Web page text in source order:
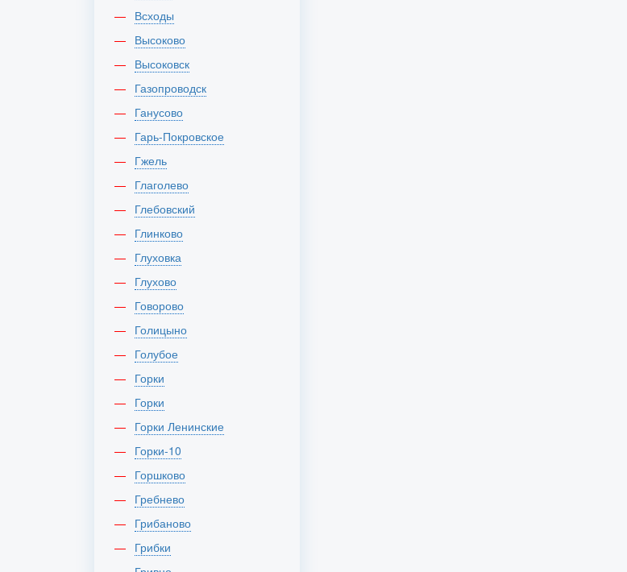
Всходы
Высоково
Высоковск
Газопроводск
Ганусово
Гарь-Покровское
Гжель
Глаголево
Глебовский
Глинково
Глуховка
Глухово
Говорово
Голицыно
Голубое
Горки
Горки
Горки Ленинские
Горки-10
Горшково
Гребнево
Грибаново
Грибки